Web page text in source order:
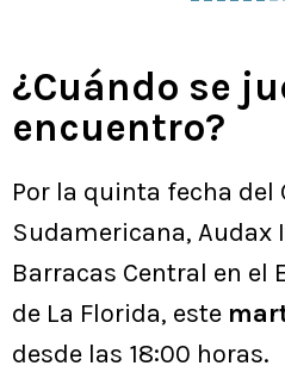
¿Cuándo se
encuentro?
Por la quinta fecha del
Sudamericana, Audax
Barracas Central en el
de La Florida, este
desde las 18:00 horas.